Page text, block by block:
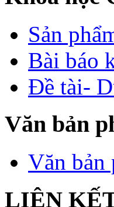
Sản
Bài báo
Đề tài-
Văn bản
Văn bản
LIÊN